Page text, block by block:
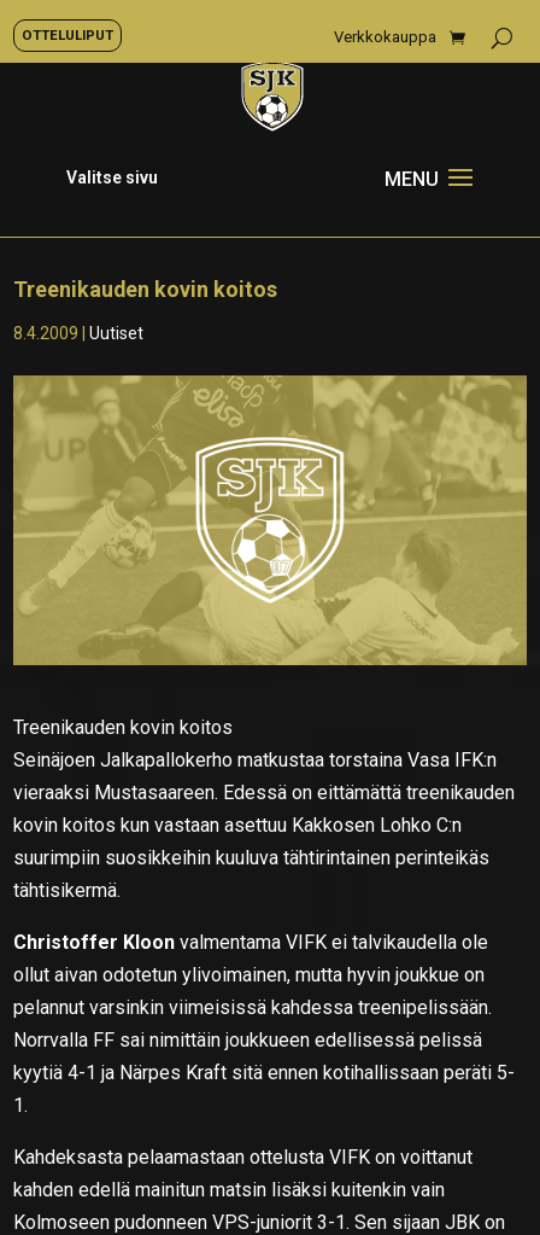
OTTELULIPUT Verkkokauppa
Valitse sivu
Treenikauden kovin koitos
8.4.2009 |Uutiset
Treenikauden kovin koitos
Seinäjoen Jalkapallokerho matkustaa torstaina Vasa IFK:n
vieraaksi Mustasaareen. Edessä on eittämättä treenikauden
kovin koitos kun vastaan asettuu Kakkosen Lohko C:n
suurimpiin suosikkeihin kuuluva tähtirintainen perinteikäs
tähtisikermä.
Christoffer Kloon valmentama VIFK ei talvikaudella ole
ollut aivan odotetun ylivoimainen, mutta hyvin joukkue on
pelannut varsinkin viimeisissä kahdessa treenipelissään.
Norrvalla FF sai nimittäin joukkueen edellisessä pelissä
kyytiä 4-1 ja Närpes Kraft sitä ennen kotihallissaan peräti 5-
1.
Kahdeksasta pelaamastaan ottelusta VIFK on voittanut
kahden edellä mainitun matsin lisäksi kuitenkin vain
Kolmoseen pudonneen VPS-juniorit 3-1. Sen sijaan JBK on